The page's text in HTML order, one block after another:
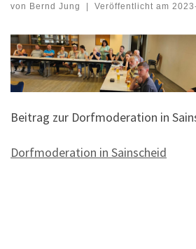
von Bernd Jung | Veröffentlicht am
Beitrag zur Dorfmoderation in
Dorfmoderation in Sainscheid